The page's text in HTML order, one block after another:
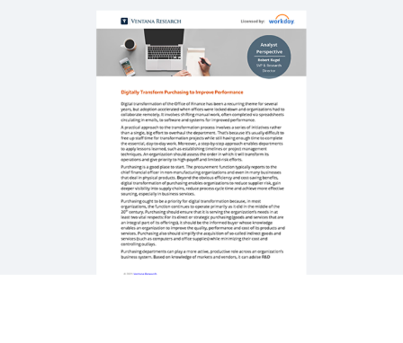
In che modo Workday potenzia il sourcing
strategico con l'automazione
DEMO RAPIDA
Strategic Sourcing: demo rapida
Scopri altre risorse